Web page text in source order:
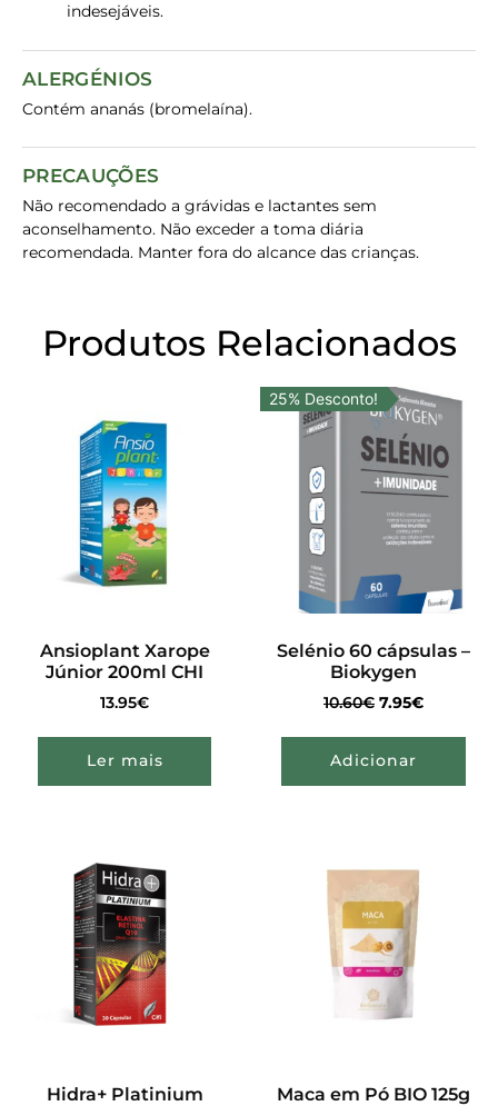
indesejáveis.
ALERGÉNIOS
Contém ananás (bromelaína).
PRECAUÇÕES
Não recomendado a grávidas e lactantes sem
aconselhamento. Não exceder a toma diária
recomendada. Manter fora do alcance das crianças.
Produtos Relacionados
Ansioplant Xarope
Júnior 200ml CHI
13.95€
Ler mais
25% Desconto!
Selénio 60 cápsulas –
Biokygen
10.60€ 7.95€
Adicionar
Hidra+ Platinium
Maca em Pó BIO 125g